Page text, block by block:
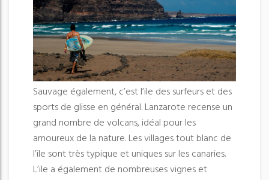
Sauvage également, c’est l’ile des surfeurs et des
sports de glisse en général. Lanzarote recense un
grand nombre de volcans, idéal pour les
amoureux de la nature. Les villages tout blanc de
l’ile sont très typique et uniques sur les canaries.
L’ile a également de nombreuses vignes et